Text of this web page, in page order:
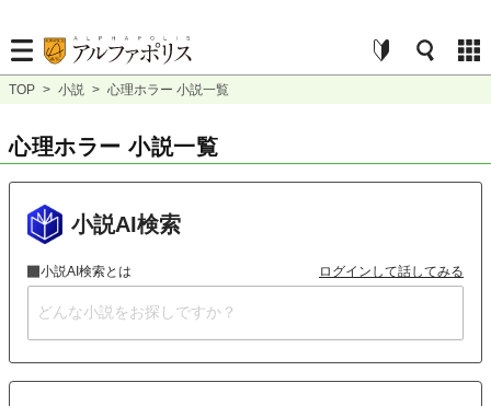
TOP > 小説 > 心理ホラー 小説一覧
心理ホラー 小説一覧
小説AI検索
小説AI検索とは ログインして話してみる